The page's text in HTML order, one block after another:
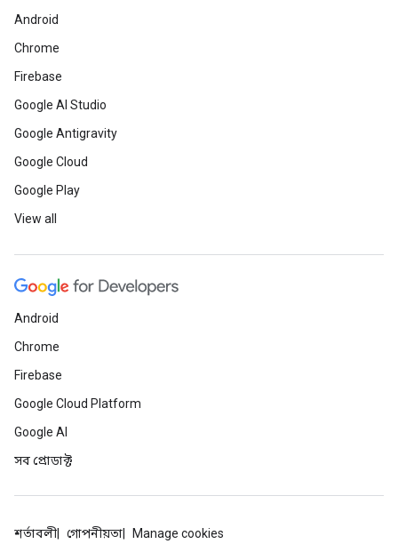
Android
Chrome
Firebase
Google AI Studio
Google Antigravity
Google Cloud
Google Play
View all
Android
Chrome
Firebase
Google Cloud Platform
Google AI
সব প্রোডাক্ট
শর্তাবলী গোপনীয়তা Manage cookies